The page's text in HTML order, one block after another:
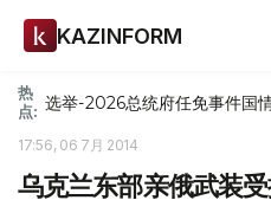
KAZINFORM
热
点: 选举-2026总统府任免事件国
17:56, 06 7月 2014
乌克兰东部亲俄武装